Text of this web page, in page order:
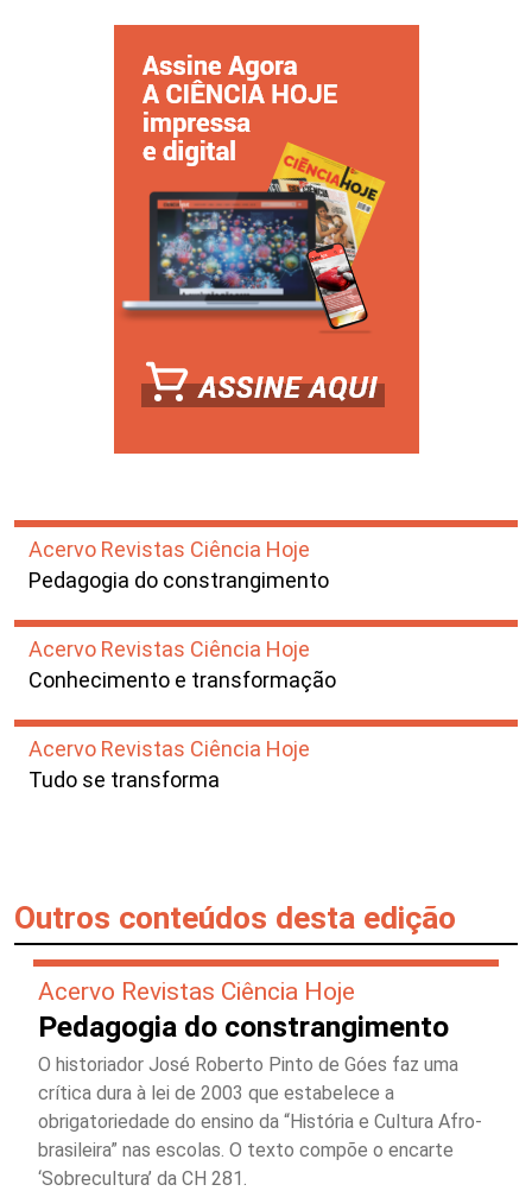
Acervo Revistas Ciência Hoje
Pedagogia do constrangimento
Acervo Revistas Ciência Hoje
Conhecimento e transformação
Acervo Revistas Ciência Hoje
Tudo se transforma
Outros conteúdos desta edição
Acervo Revistas Ciência Hoje
Pedagogia do constrangimento
O historiador José Roberto Pinto de Góes faz uma
crítica dura à lei de 2003 que estabelece a
obrigatoriedade do ensino da “História e Cultura Afro-
brasileira” nas escolas. O texto compõe o encarte
‘Sobrecultura’ da CH 281.